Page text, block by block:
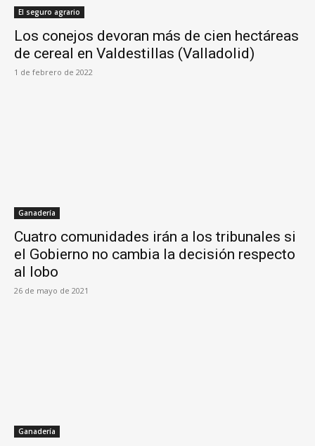
El seguro agrario
Los conejos devoran más de cien hectáreas
de cereal en Valdestillas (Valladolid)
1 de febrero de 2022
Ganadería
Cuatro comunidades irán a los tribunales si
el Gobierno no cambia la decisión respecto
al lobo
26 de mayo de 2021
Ganadería